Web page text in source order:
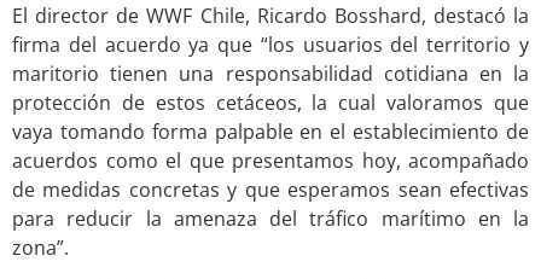
El director de WWF Chile, Ricardo Bosshard, destacó la
firma del acuerdo ya que “los usuarios del territorio y
maritorio tienen una responsabilidad cotidiana en la
protección de estos cetáceos, la cual valoramos que
vaya tomando forma palpable en el establecimiento de
acuerdos como el que presentamos hoy, acompañado
de medidas concretas y que esperamos sean efectivas
para reducir la amenaza del tráfico marítimo en la
zona”.